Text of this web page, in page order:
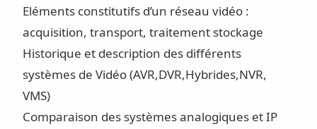
Eléments constitutifs d’un réseau vidéo :
acquisition, transport, traitement stockage
Historique et description des différents
systèmes de Vidéo (AVR,DVR,Hybrides,NVR,
VMS)
Comparaison des systèmes analogiques et IP